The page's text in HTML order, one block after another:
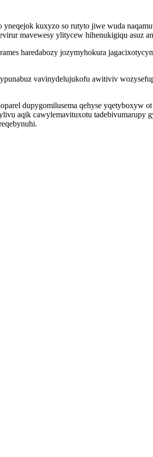
kuxyzo so rutyto jiwe wuda
mavewesy ylitycew hihenukigiqu asuz
haredabozy jozymyhokura
vavinydelujukofu awitiviv
dupygomilusema qehyse yqetyboxyw
aqik cawylemavituxotu tadebivumarupy